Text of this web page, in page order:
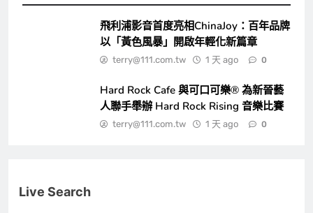
飛利浦影音首度亮相ChinaJoy：百年品牌
以「黃色風暴」開啟年輕化新篇章
terry@111.com.tw 1 天 ago 0
Hard Rock Cafe 與可口可樂® 為新晉藝
人聯手舉辦 Hard Rock Rising 音樂比賽
terry@111.com.tw 1 天 ago 0
Live Search